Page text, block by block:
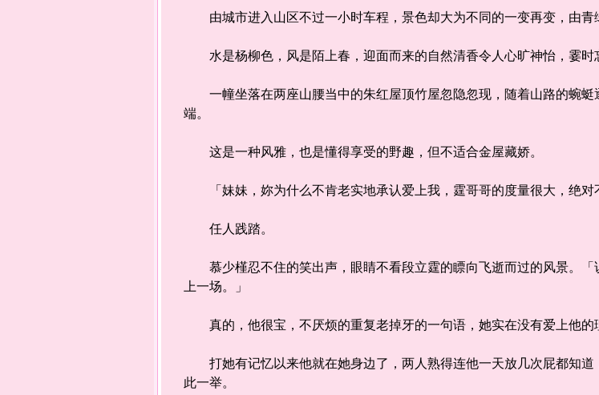
由城市进入山区不过一小时车程，景色却大为不同的一变再变，由青
水是杨柳色，风是陌上春，迎面而来的自然清香令人心旷神怡，霎时
一幢坐落在两座山腰当中的朱红屋顶竹屋忽隐忽现，随着山路的蜿蜓
端。
这是一种风雅，也是懂得享受的野趣，但不适合金屋藏娇。
「妹妹，妳为什么不肯老实地承认爱上我，霆哥哥的度量很大，绝对
任人践踏。
慕少槿忍不住的笑出声，眼睛不看段立霆的瞟向飞逝而过的风景。「
上一场。」
真的，他很宝，不厌烦的重复老掉牙的一句语，她实在没有爱上他的
打她有记忆以来他就在她身边了，两人熟得连他一天放几次屁都知道
此一举。